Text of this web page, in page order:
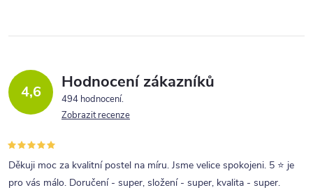
4,6 Hodnocení zákazníků
494 hodnocení
Zobrazit recenze
Děkuji moc za kvalitní postel na míru. Jsme velice spokojeni. 5 ⭐ je
pro vás málo. Doručení - super, složení - super, kvalita - super.